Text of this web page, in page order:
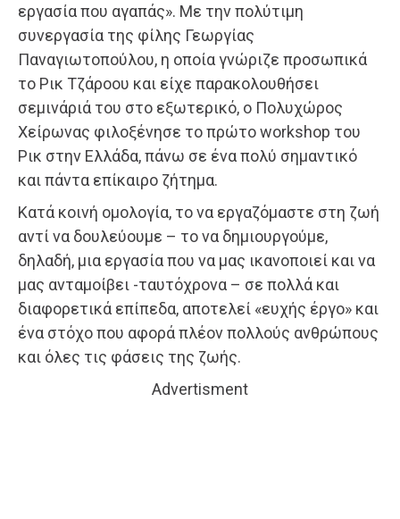
εργασία που αγαπάς». Με την πολύτιμη
συνεργασία της φίλης Γεωργίας
Παναγιωτοπούλου, η οποία γνώριζε προσωπικά
το Ρικ Τζάροου και είχε παρακολουθήσει
σεμινάριά του στο εξωτερικό, ο Πολυχώρος
Χείρωνας φιλοξένησε το πρώτο workshop του
Ρικ στην Ελλάδα, πάνω σε ένα πολύ σημαντικό
και πάντα επίκαιρο ζήτημα.
Κατά κοινή ομολογία, το να εργαζόμαστε στη ζωή
αντί να δουλεύουμε – το να δημιουργούμε,
δηλαδή, μια εργασία που να μας ικανοποιεί και να
μας ανταμοίβει -ταυτόχρονα – σε πολλά και
διαφορετικά επίπεδα, αποτελεί «ευχής έργο» και
ένα στόχο που αφορά πλέον πολλούς ανθρώπους
και όλες τις φάσεις της ζωής.
Advertisment